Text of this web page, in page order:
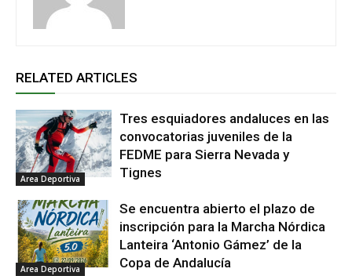
RELATED ARTICLES
Area Deportiva
Tres esquiadores andaluces en las
convocatorias juveniles de la
FEDME para Sierra Nevada y
Tignes
Area Deportiva
Se encuentra abierto el plazo de
inscripción para la Marcha Nórdica
Lanteira ‘Antonio Gámez’ de la
Copa de Andalucía